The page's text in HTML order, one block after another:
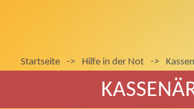
Startseite -> Hilfe in der Not ->